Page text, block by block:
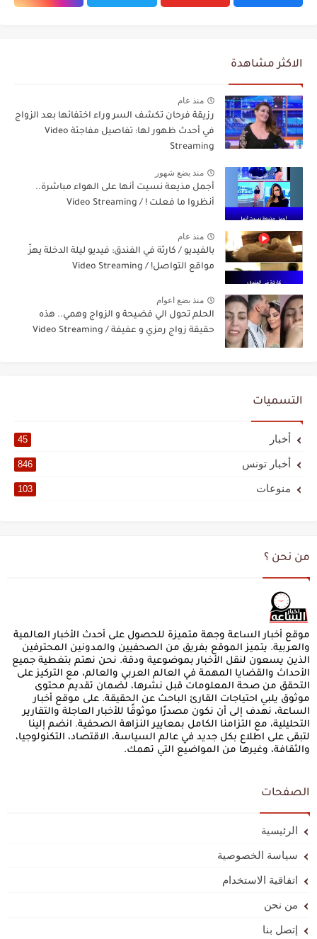
الاكثر مشاهدة
منذ عام
رزيقة فرحان تكشف السر وراء اختفائها بعد الزواج
في أحدث ظهور لها: تفاصيل مفاجئة Video
Streaming
منذ بضع شهور
أجمل مذيعة نسيت أنها على الهواء مباشرة..
أنظروا ما فعلت ! / Video Streaming
منذ عام
بالفيديو / كارثة في الفندق: فيديو ليلة الدخلة يهزّ
مواقع التواصل! / Video Streaming
منذ بضع اعوام
الحلم تحول الي فضيحة و الزواج وهمي.. هذه
حقيقة زواج رمزي و عفيفة / Video Streaming
التسميات
أخبار 45
أخبار تونس 846
منوعات 103
من نحن ؟
موقع أخبار الساعة وجهة متميزة للحصول على أحدث الأخبار العالمية
والعربية. يتميز الموقع بفريق من الصحفيين والمدونين المحترفين
الذين يسعون لنقل الأخبار بموضوعية ودقة. نحن نهتم بتغطية جميع
الأحداث والقضايا المهمة في العالم العربي والعالم، مع التركيز على
التحقق من صحة المعلومات قبل نشرها، لضمان تقديم محتوى
موثوق يلبي احتياجات القارئ الباحث عن الحقيقة. على موقع أخبار
الساعة، نهدف إلى أن نكون مصدرًا موثوقًا للأخبار العاجلة والتقارير
التحليلية، مع التزامنا الكامل بمعايير النزاهة الصحفية. انضم إلينا
لتبقى على اطلاع بكل جديد في عالم السياسة، الاقتصاد، التكنولوجيا،
والثقافة، وغيرها من المواضيع التي تهمك.
الصفحات
الرئيسية
سياسة الخصوصية
اتفاقية الاستخدام
من نحن
إتصل بنا